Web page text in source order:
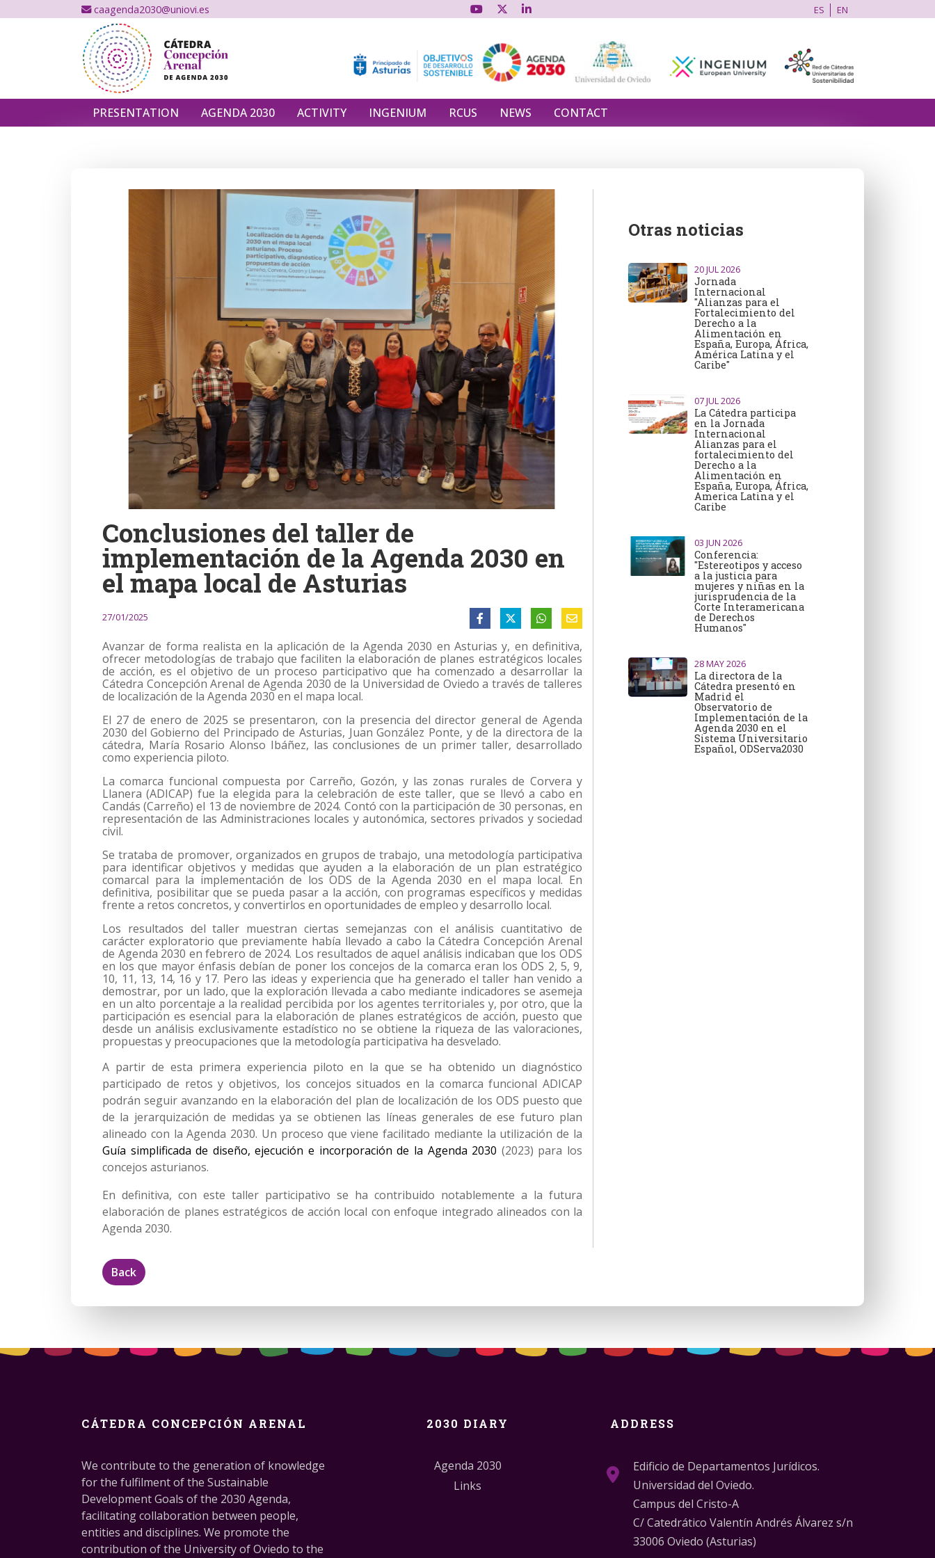
caagenda2030@uniovi.es ES EN
PRESENTATION AGENDA 2030 ACTIVITY INGENIUM RCUS NEWS CONTACT
Conclusiones del taller de
implementación de la Agenda 2030 en
el mapa local de Asturias
27/01/2025
Avanzar de forma realista en la aplicación de la Agenda 2030 en Asturias y, en definitiva,
ofrecer metodologías de trabajo que faciliten la elaboración de planes estratégicos locales
de acción, es el objetivo de un proceso participativo que ha comenzado a desarrollar la
Cátedra Concepción Arenal de Agenda 2030 de la Universidad de Oviedo a través de talleres
de localización de la Agenda 2030 en el mapa local.
El 27 de enero de 2025 se presentaron, con la presencia del director general de Agenda
2030 del Gobierno del Principado de Asturias, Juan González Ponte, y de la directora de la
cátedra, María Rosario Alonso Ibáñez, las conclusiones de un primer taller, desarrollado
como experiencia piloto.
La comarca funcional compuesta por Carreño, Gozón, y las zonas rurales de Corvera y
Llanera (ADICAP) fue la elegida para la celebración de este taller, que se llevó a cabo en
Candás (Carreño) el 13 de noviembre de 2024. Contó con la participación de 30 personas, en
representación de las Administraciones locales y autonómica, sectores privados y sociedad
civil.
Se trataba de promover, organizados en grupos de trabajo, una metodología participativa
para identificar objetivos y medidas que ayuden a la elaboración de un plan estratégico
comarcal para la implementación de los ODS de la Agenda 2030 en el mapa local. En
definitiva, posibilitar que se pueda pasar a la acción, con programas específicos y medidas
frente a retos concretos, y convertirlos en oportunidades de empleo y desarrollo local.
Los resultados del taller muestran ciertas semejanzas con el análisis cuantitativo de
carácter exploratorio que previamente había llevado a cabo la Cátedra Concepción Arenal
de Agenda 2030 en febrero de 2024. Los resultados de aquel análisis indicaban que los ODS
en los que mayor énfasis debían de poner los concejos de la comarca eran los ODS 2, 5, 9,
10, 11, 13, 14, 16 y 17. Pero las ideas y experiencia que ha generado el taller han venido a
demostrar, por un lado, que la exploración llevada a cabo mediante indicadores se asemeja
en un alto porcentaje a la realidad percibida por los agentes territoriales y, por otro, que la
participación es esencial para la elaboración de planes estratégicos de acción, puesto que
desde un análisis exclusivamente estadístico no se obtiene la riqueza de las valoraciones,
propuestas y preocupaciones que la metodología participativa ha desvelado.
A partir de esta primera experiencia piloto en la que se ha obtenido un diagnóstico
participado de retos y objetivos, los concejos situados en la comarca funcional ADICAP
podrán seguir avanzando en la elaboración del plan de localización de los ODS puesto que
de la jerarquización de medidas ya se obtienen las líneas generales de ese futuro plan
alineado con la Agenda 2030. Un proceso que viene facilitado mediante la utilización de la
Guía simplificada de diseño, ejecución e incorporación de la Agenda 2030 (2023) para los
concejos asturianos.
En definitiva, con este taller participativo se ha contribuido notablemente a la futura
elaboración de planes estratégicos de acción local con enfoque integrado alineados con la
Agenda 2030.
Otras noticias
20JUL 2026
Jornada
Internacional
"Alianzas para el
Fortalecimiento del
Derecho a la
Alimentación en
España, Europa, África,
América Latina y el
Caribe"
07JUL 2026
La Cátedra participa
en la Jornada
Internacional
Alianzas para el
fortalecimiento del
Derecho a la
Alimentación en
España, Europa, África,
America Latina y el
Caribe
03 JUN 2026
Conferencia:
"Estereotipos y acceso
a la justicia para
mujeres y niñas en la
jurisprudencia de la
Corte Interamericana
de Derechos
Humanos"
28MAY 2026
La directora de la
Cátedra presentó en
Madrid el
Observatorio de
Implementación de la
Agenda 2030 en el
Sistema Universitario
Español, ODServa2030
Back
CÁTEDRA CONCEPCIÓN ARENAL
We contribute to the generation of knowledge
for the fulfilment of the Sustainable
Development Goals of the 2030 Agenda,
facilitating collaboration between people,
entities and disciplines. We promote the
contribution of the University of Oviedo to the
2030 DIARY
Agenda 2030
Links
ADDRESS
Edificio de Departamentos Jurídicos.
Universidad del Oviedo.
Campus del Cristo-A
C/ Catedrático Valentín Andrés Álvarez s/n
33006 Oviedo (Asturias)